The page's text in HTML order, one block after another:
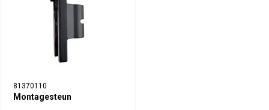
81370110
Montagesteun